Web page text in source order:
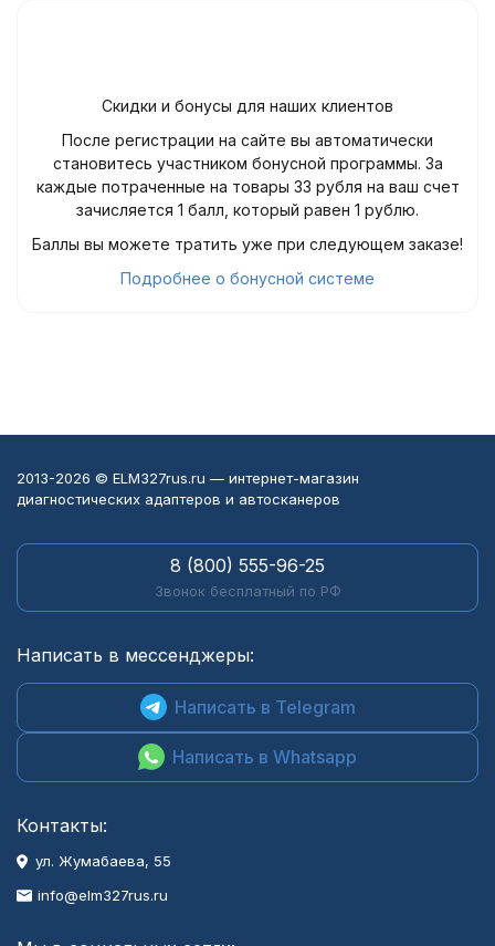
Скидки и бонусы для наших клиентов
После регистрации на сайте вы автоматически
становитесь участником бонусной программы. За
каждые потраченные на товары 33 рубля на ваш счет
зачисляется 1 балл, который равен 1 рублю.
Баллы вы можете тратить уже при следующем заказе!
Подробнее о бонусной системе
2013-2026 © ELM327rus.ru — интернет-магазин
диагностических адаптеров и автосканеров
8 (800) 555-96-25
Звонок бесплатный по РФ
Написать в мессенджеры:
Написать в Telegram
Написать в Whatsapp
Контакты:
ул. Жумабаева, 55
info@elm327rus.ru